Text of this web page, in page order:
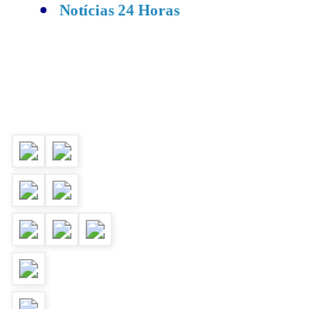
Notícias 24 Horas